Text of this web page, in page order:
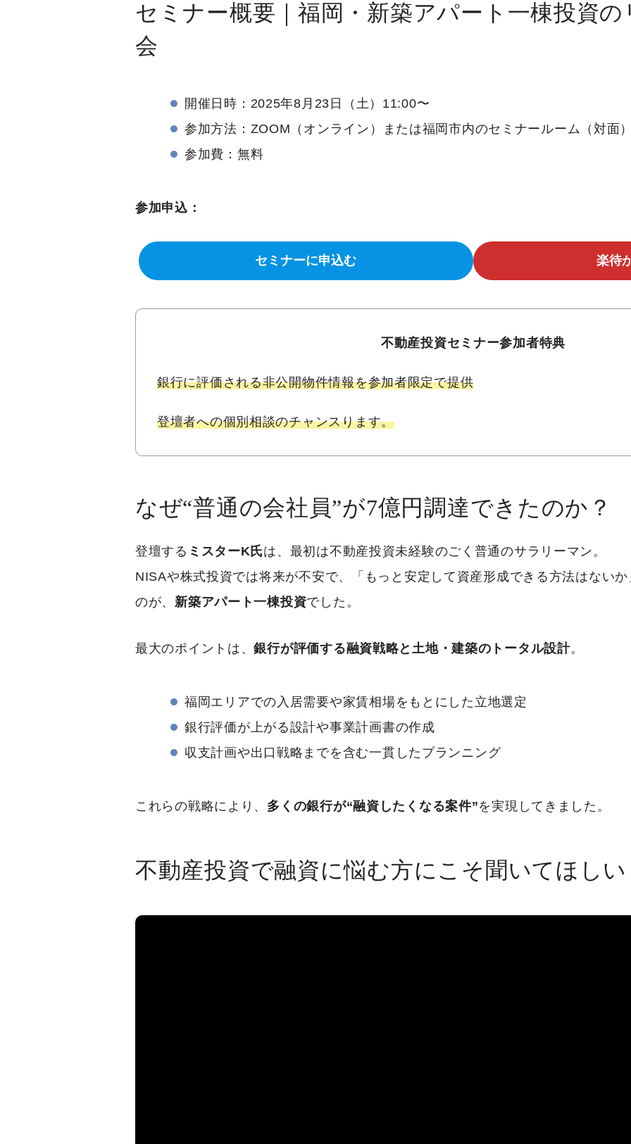
セミナー概要｜福岡・新築アパート一棟投資
会
開催日時：2025年8月23日（土）11:00〜
参加方法：ZOOM（オンライン）または福岡市内のセミナールーム（対面）
参加費：無料
参加申込：
セミナーに申込む 楽待
不動産投資セミナー参加者特典
銀行に評価される非公開物件情報を参加者限定で提供
登壇者への個別相談のチャンスります。
なぜ“普通の会社員”が7億円調達できたのか？
登壇する ミスターK氏は、最初は不動産投資未経験のごく普通のサラリーマン。
NISAや株式投資では将来が不安で、「もっと安定して資産形成できる方法はない
のが、新築アパート一棟投資でした。
最大のポイントは、銀行が評価する融資戦略と土地・建築のトータル設計。
福岡エリアでの入居需要や家賃相場をもとにした立地選定
銀行評価が上がる設計や事業計画書の作成
収支計画や出口戦略までを含む一貫したプランニング
これらの戦略により、 多くの銀行が“融資したくなる案件”を実現してきました。
不動産投資で融資に悩む方にこそ聞いてほしい